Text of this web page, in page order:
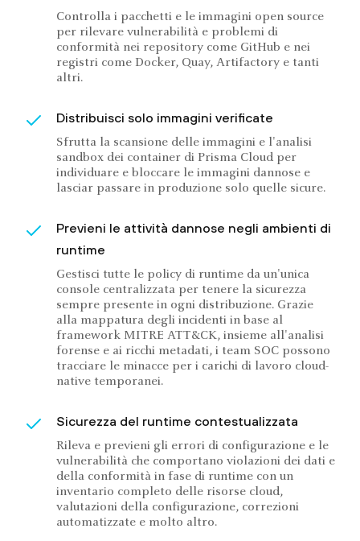
Controlla i pacchetti e le immagini open source
per rilevare vulnerabilità e problemi di
conformità nei repository come GitHub e nei
registri come Docker, Quay, Artifactory e tanti
altri.
Distribuisci solo immagini verificate
Sfrutta la scansione delle immagini e l'analisi
sandbox dei container di Prisma Cloud per
individuare e bloccare le immagini dannose e
lasciar passare in produzione solo quelle sicure.
Previeni le attività dannose negli ambienti di
runtime
Gestisci tutte le policy di runtime da un'unica
console centralizzata per tenere la sicurezza
sempre presente in ogni distribuzione. Grazie
alla mappatura degli incidenti in base al
framework MITRE ATT&CK, insieme all'analisi
forense e ai ricchi metadati, i team SOC possono
tracciare le minacce per i carichi di lavoro cloud-
native temporanei.
Sicurezza del runtime contestualizzata
Rileva e previeni gli errori di configurazione e le
vulnerabilità che comportano violazioni dei dati e
della conformità in fase di runtime con un
inventario completo delle risorse cloud,
valutazioni della configurazione, correzioni
automatizzate e molto altro.